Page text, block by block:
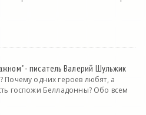
- писатель Валерий Шульжик
Почему одних героев любят, а
госпожи Белладонны? Обо всем